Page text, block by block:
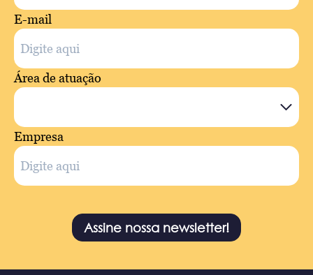
E-mail
Área de atuação
Empresa
Assine nossa newsletter!